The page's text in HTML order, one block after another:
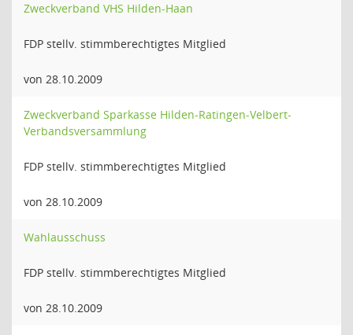
Zweckverband VHS Hilden-Haan
FDP stellv. stimmberechtigtes Mitglied
von 28.10.2009
Zweckverband Sparkasse Hilden-Ratingen-Velbert-
Verbandsversammlung
FDP stellv. stimmberechtigtes Mitglied
von 28.10.2009
Wahlausschuss
FDP stellv. stimmberechtigtes Mitglied
von 28.10.2009